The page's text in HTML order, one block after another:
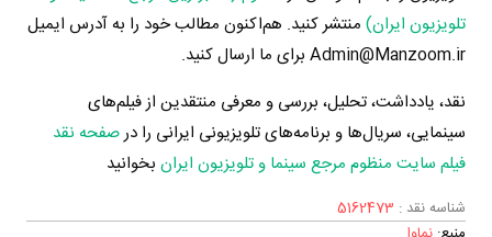
تلویزیون ایران) منتشر کنید. هم‌اکنون مطالب خود را به آدرس ایمیل
Admin@Manzoom.ir برای ما ارسال کنید.
نقد، یادداشت، تحلیل، بررسی و معرفی منتقدین از فیلم‌های
سینمایی، سریال‌ها و برنامه‌های تلویزیونی ایرانی را درصفحه نقد
فیلم سایت منظوم مرجع سینما و تلویزیون ایران بخوانید
شناسه نقد : 5162473